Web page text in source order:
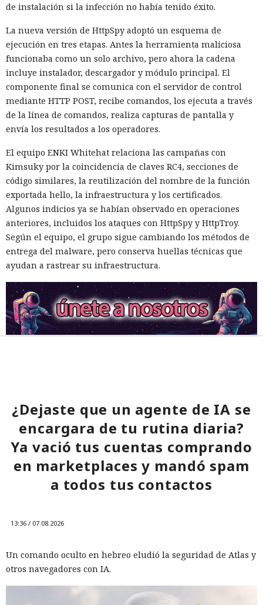
de instalación si la infección no había tenido éxito.
La nueva versión de HttpSpy adoptó un esquema de
ejecución en tres etapas. Antes la herramienta maliciosa
funcionaba como un solo archivo, pero ahora la cadena
incluye instalador, descargador y módulo principal. El
componente final se comunica con el servidor de control
mediante HTTP POST, recibe comandos, los ejecuta a través
de la línea de comandos, realiza capturas de pantalla y
envía los resultados a los operadores.
El equipo ENKI Whitehat relaciona las campañas con
Kimsuky por la coincidencia de claves RC4, secciones de
código similares, la reutilización del nombre de la función
exportada hello, la infraestructura y los certificados.
Algunos indicios ya se habían observado en operaciones
anteriores, incluidos los ataques con HttpSpy y HttpTroy.
Según el equipo, el grupo sigue cambiando los métodos de
entrega del malware, pero conserva huellas técnicas que
ayudan a rastrear su infraestructura.
¿Dejaste que un agente de IA se
encargara de tu rutina diaria?
Ya vació tus cuentas comprando
en marketplaces y mandó spam
a todos tus contactos
13:36 / 07.08.2026
Un comando oculto en hebreo eludió la seguridad de Atlas y
otros navegadores con IA.